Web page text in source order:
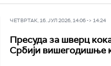
ЧЕТВРТАК, 16. ЈУЛ 2026, 14:06 -> 14:24
Пресуда за шверц
Србији вишегодишње